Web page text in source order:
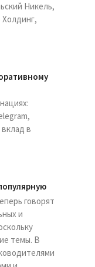
Никель,
в
говорят
и
темы. В